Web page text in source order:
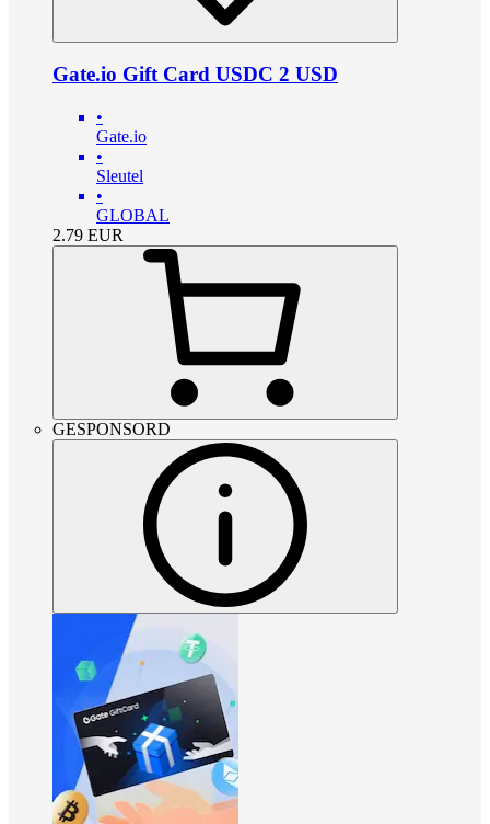
Gate.io Gift Card USDC 2 USD
•
Gate.io
•
Sleutel
•
GLOBAL
2.79 EUR
GESPONSORD